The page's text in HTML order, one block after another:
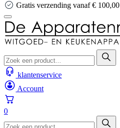
Gratis verzending vanaf € 100,00
klantenservice
Account
0